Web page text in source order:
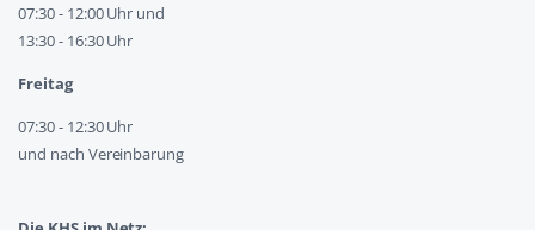
07:30 - 12:00 Uhr und
13:30 - 16:30 Uhr
Freitag
07:30 - 12:30 Uhr
und nach Vereinbarung